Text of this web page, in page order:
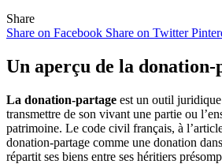
Share
Share on Facebook Share on Twitter
Un aperçu de la donation-
La donation-partage est un outil
transmettre de son vivant une partie ou
patrimoine. Le code civil français, à
donation-partage comme une donation
répartit ses biens entre ses héritiers